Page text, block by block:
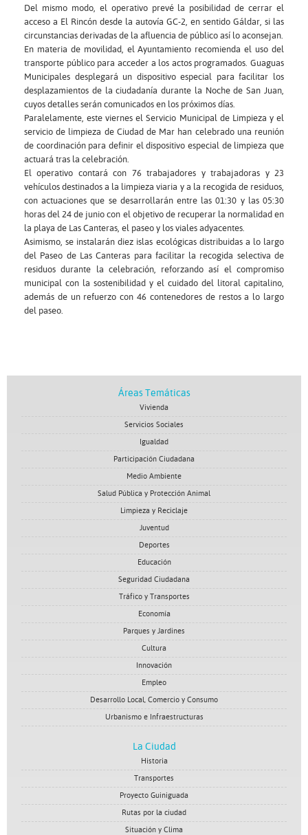
Del mismo modo, el operativo prevé la posibilidad de cerrar el
acceso a El Rincón desde la autovía GC-2, en sentido Gáldar, si las
circunstancias derivadas de la afluencia de público así lo aconsejan.
En materia de movilidad, el Ayuntamiento recomienda el uso del
transporte público para acceder a los actos programados. Guaguas
Municipales desplegará un dispositivo especial para facilitar los
desplazamientos de la ciudadanía durante la Noche de San Juan,
cuyos detalles serán comunicados en los próximos días.
Paralelamente, este viernes el Servicio Municipal de Limpieza y el
servicio de limpieza de Ciudad de Mar han celebrado una reunión
de coordinación para definir el dispositivo especial de limpieza que
actuará tras la celebración.
El operativo contará con 76 trabajadores y trabajadoras y 23
vehículos destinados a la limpieza viaria y a la recogida de residuos,
con actuaciones que se desarrollarán entre las 01:30 y las 05:30
horas del 24 de junio con el objetivo de recuperar la normalidad en
la playa de Las Canteras, el paseo y los viales adyacentes.
Asimismo, se instalarán diez islas ecológicas distribuidas a lo largo
del Paseo de Las Canteras para facilitar la recogida selectiva de
residuos durante la celebración, reforzando así el compromiso
municipal con la sostenibilidad y el cuidado del litoral capitalino,
además de un refuerzo con 46 contenedores de restos a lo largo
del paseo.
Áreas Temáticas
Vivienda
Servicios Sociales
Igualdad
Participación Ciudadana
Medio Ambiente
Salud Pública y Protección Animal
Limpieza y Reciclaje
Juventud
Deportes
Educación
Seguridad Ciudadana
Tráfico y Transportes
Economía
Parques y Jardines
Cultura
Innovación
Empleo
Desarrollo Local, Comercio y Consumo
Urbanismo e Infraestructuras
La Ciudad
Historia
Transportes
Proyecto Guiniguada
Rutas por la ciudad
Situación y Clima